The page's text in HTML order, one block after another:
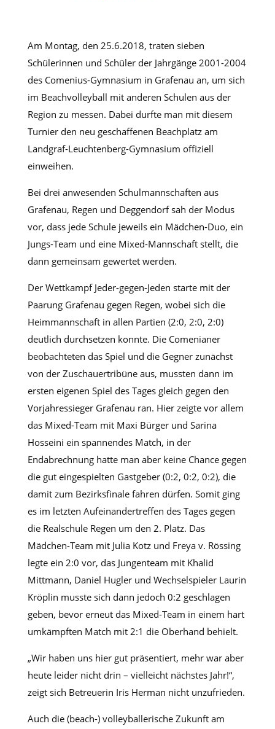
Am Montag, den 25.6.2018, traten sieben
Schülerinnen und Schüler der Jahrgänge 2001-2004
des Comenius-Gymnasium in Grafenau an, um sich
im Beachvolleyball mit anderen Schulen aus der
Region zu messen. Dabei durfte man mit diesem
Turnier den neu geschaffenen Beachplatz am
Landgraf-Leuchtenberg-Gymnasium offiziell
einweihen.
Bei drei anwesenden Schulmannschaften aus
Grafenau, Regen und Deggendorf sah der Modus
vor, dass jede Schule jeweils ein Mädchen-Duo, ein
Jungs-Team und eine Mixed-Mannschaft stellt, die
dann gemeinsam gewertet werden.
Der Wettkampf Jeder-gegen-Jeden starte mit der
Paarung Grafenau gegen Regen, wobei sich die
Heimmannschaft in allen Partien (2:0, 2:0, 2:0)
deutlich durchsetzen konnte. Die Comenianer
beobachteten das Spiel und die Gegner zunächst
von der Zuschauertribüne aus, mussten dann im
ersten eigenen Spiel des Tages gleich gegen den
Vorjahressieger Grafenau ran. Hier zeigte vor allem
das Mixed-Team mit Maxi Bürger und Sarina
Hosseini ein spannendes Match, in der
Endabrechnung hatte man aber keine Chance gegen
die gut eingespielten Gastgeber (0:2, 0:2, 0:2), die
damit zum Bezirksfinale fahren dürfen. Somit ging
es im letzten Aufeinandertreffen des Tages gegen
die Realschule Regen um den 2. Platz. Das
Mädchen-Team mit Julia Kotz und Freya v. Rössing
legte ein 2:0 vor, das Jungenteam mit Khalid
Mittmann, Daniel Hugler und Wechselspieler Laurin
Kröplin musste sich dann jedoch 0:2 geschlagen
geben, bevor erneut das Mixed-Team in einem hart
umkämpften Match mit 2:1 die Oberhand behielt.
„Wir haben uns hier gut präsentiert, mehr war aber
heute leider nicht drin – vielleicht nächstes Jahr!“,
zeigt sich Betreuerin Iris Herman nicht unzufrieden.
Auch die (beach-) volleyballerische Zukunft am